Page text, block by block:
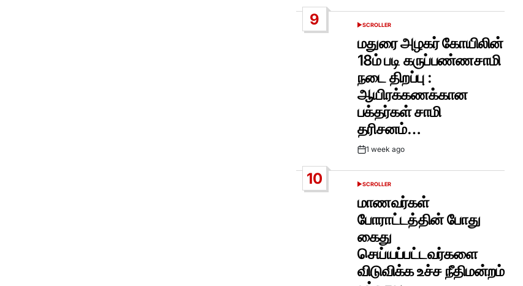
9
POSTED
SCROLLER
மதுரை அழகர் கோயிலின்
18ம் படி கருப்பண்ணசாமி
நடை திறப்பு :
ஆயிரக்கணக்கான
பக்தர்கள் சாமி
தரிசனம்…
Post1 week ago
10
POSTED
SCROLLER
மாணவர்கள்
போராட்டத்தின் போது
கைது
செய்யப்பட்டவர்களை
விடுவிக்க உச்ச நீதிமன்றம்